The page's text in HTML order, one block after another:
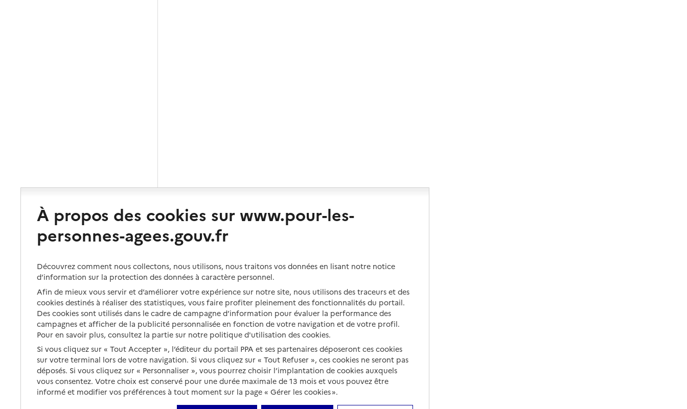
À propos des cookies sur www.pour-les-
personnes-agees.gouv.fr
Découvrez comment nous collectons, nous utilisons, nous traitons vos données en lisant notre notice
d’information sur la protection des données à caractère personnel.
Afin de mieux vous servir et d’améliorer votre expérience sur notre site, nous utilisons des traceurs et des
cookies destinés à réaliser des statistiques, vous faire profiter pleinement des fonctionnalités du portail.
Des cookies sont utilisés dans le cadre de campagne d’information pour évaluer la performance des
campagnes et afficher de la publicité personnalisée en fonction de votre navigation et de votre profil.
Pour en savoir plus, consultez la partie sur notre politique d'utilisation des cookies.
Si vous cliquez sur « Tout Accepter », l’éditeur du portail PPA et ses partenaires déposeront ces cookies
sur votre terminal lors de votre navigation. Si vous cliquez sur « Tout Refuser », ces cookies ne seront pas
déposés. Si vous cliquez sur « Personnaliser », vous pourrez choisir l’implantation de cookies auxquels
vous consentez. Votre choix est conservé pour une durée maximale de 13 mois et vous pouvez être
informé et modifier vos préférences à tout moment sur la page « Gérer les cookies ».